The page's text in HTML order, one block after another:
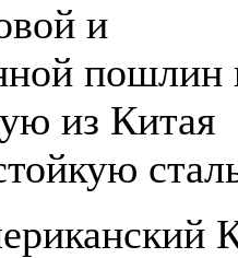
и
пошлин
из Китая